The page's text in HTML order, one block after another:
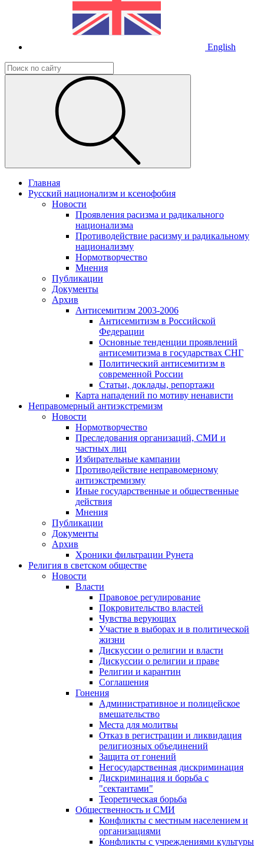
English
Главная
Русский национализм и ксенофобия
Новости
Проявления расизма и радикального
национализма
Противодействие расизму и радикальному
национализму
Нормотворчество
Мнения
Публикации
Документы
Архив
Антисемитизм 2003-2006
Антисемитизм в Российской
Федерации
Основные тенденции проявлений
антисемитизма в государствах СНГ
Политический антисемитизм в
современной России
Статьи, доклады, репортажи
Карта нападений по мотиву ненависти
Неправомерный антиэкстремизм
Новости
Нормотворчество
Преследования организаций, СМИ и
частных лиц
Избирательные кампании
Противодействие неправомерному
антиэкстремизму
Иные государственные и общественные
действия
Мнения
Публикации
Документы
Архив
Хроники фильтрации Рунета
Религия в светском обществе
Новости
Власти
Правовое регулирование
Покровительство властей
Чувства верующих
Участие в выборах и в политической
жизни
Дискуссии о религии и власти
Дискуссии о религии и праве
Религии и карантин
Соглашения
Гонения
Административное и полицейское
вмешательство
Места для молитвы
Отказ в регистрации и ликвидация
религиозных объединений
Защита от гонений
Негосударственная дискриминация
Дискриминация и борьба с
"сектантами"
Теоретическая борьба
Общественность и СМИ
Конфликты с местным населением и
организациями
Конфликты с учреждениями культуры